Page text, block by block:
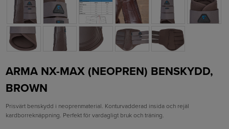
ARMA NX-MAX (NEOPREN) BENSKYDD,
BROWN
Prisvärt benskydd i neoprenmaterial. Konturvadderad insida och rejäl
kardborreknäppning. Perfekt för vardagligt bruk och träning.